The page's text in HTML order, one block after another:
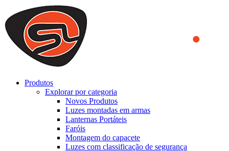
We use cookies to ensure that we provide you the best experience
on our website. By continuing to browse this website, you accept
that cookies are used to help us analyze how the website is used and
to offer you a better experience. To learn more or to find out how
you can disable cookies, you can access our
Produtos
Explorar por categoria
Novos Produtos
Luzes montadas em armas
Lanternas Portáteis
Faróis
Montagem do capacete
Luzes com classificação de segurança